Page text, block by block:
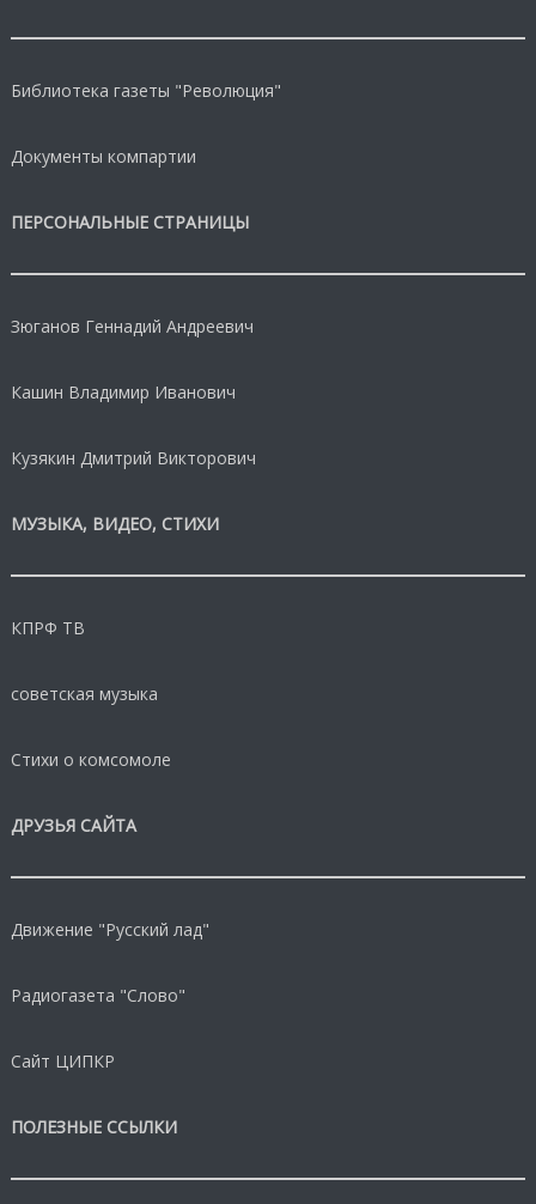
Библиотека газеты "Революция"
Документы компартии
ПЕРСОНАЛЬНЫЕ СТРАНИЦЫ
Зюганов Геннадий Андреевич
Кашин Владимир Иванович
Кузякин Дмитрий Викторович
МУЗЫКА, ВИДЕО, СТИХИ
КПРФ ТВ
советская музыка
Стихи о комсомоле
ДРУЗЬЯ САЙТА
Движение "Русский лад"
Радиогазета "Слово"
Сайт ЦИПКР
ПОЛЕЗНЫЕ ССЫЛКИ